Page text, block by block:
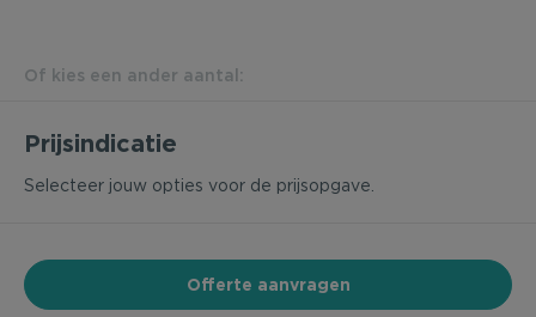
Of kies een ander aantal:
Prijsindicatie
Selecteer jouw opties voor de prijsopgave.
Offerte aanvragen